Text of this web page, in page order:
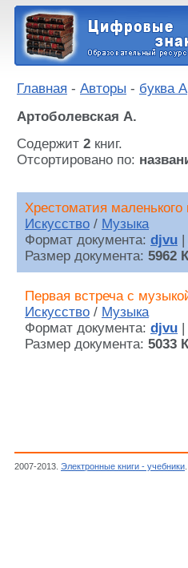
Главная - Авторы - буква А
Артоболевская А.
Содержит 2 книг.
Отсортировано по:
Хрестоматия маленького
Искусство / Музыка
Формат документа: djvu
Размер документа: 5962
Первая встреча с
Искусство / Музыка
Формат документа: djvu
Размер документа: 5033
2007-2013. Электронные книги - учебники